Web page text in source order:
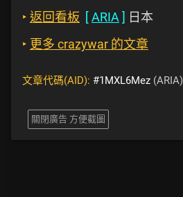
‣ 返回看板 [ARIA ] 日本
‣ 更多 crazywar 的文章
文章代碼(AID): #1MXL6Mez (ARIA)
關閉廣告 方便截圖